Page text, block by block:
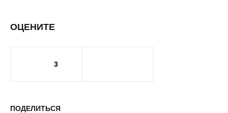
ОЦЕНИТЕ
3
ПОДЕЛИТЬСЯ